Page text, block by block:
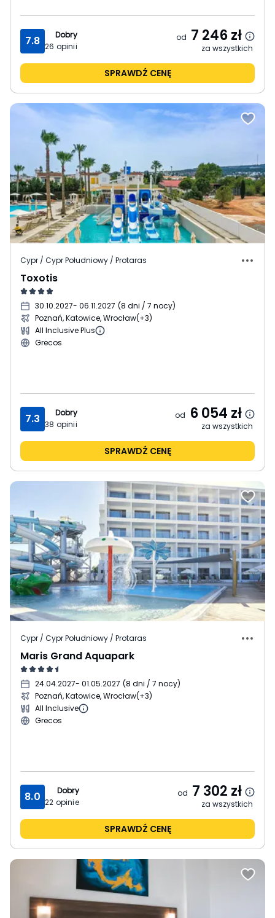
7.8
Dobry
26 opinii
od 7 246zł
za wszystkich
SPRAWDŹ CENĘ
Cypr / Cypr Południowy / Protaras
Toxotis
30.10.2027- 06.11.2027 (8 dni / 7 nocy)
Poznań, Katowice, Wrocław(+3)
All Inclusive Plus
Grecos
7.3
Dobry
38 opinii
od 6 054 zł
za wszystkich
SPRAWDŹ CENĘ
Cypr / Cypr Południowy / Protaras
Maris Grand Aquapark
24.04.2027- 01.05.2027 (8 dni / 7 nocy)
Poznań, Katowice, Wrocław(+3)
All Inclusive
Grecos
8.0
Dobry
22 opinie
od 7 302 zł
za wszystkich
SPRAWDŹ CENĘ